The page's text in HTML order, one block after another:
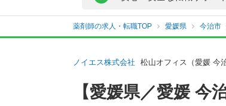
薬剤師の求人・転職TOP 愛媛県 今治市
ノイエス株式会社 松山オフィス（愛媛 今
【愛媛県／愛媛 今